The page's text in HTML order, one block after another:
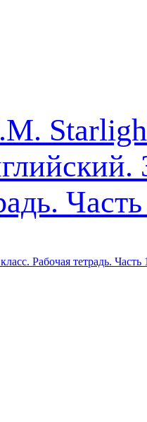
Рабочая тетрадь.